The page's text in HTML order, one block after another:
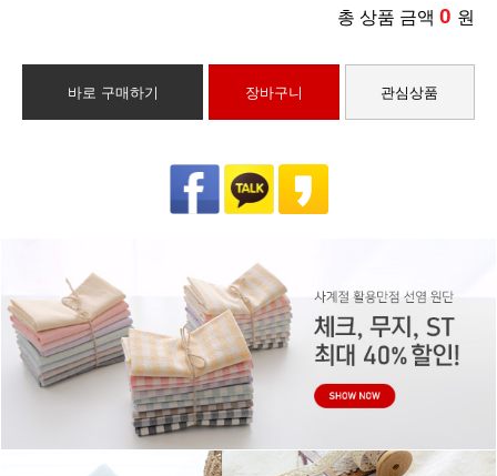
총 상품 금액 0 원
바로 구매하기 장바구니 관심상품